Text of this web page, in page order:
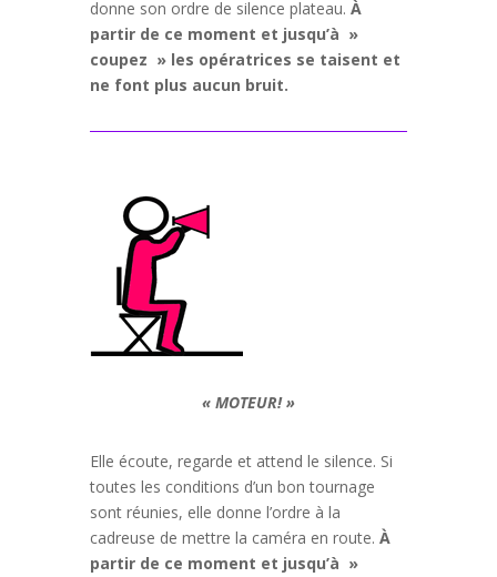
donne son ordre de silence plateau. À
partir de ce moment et jusqu’à »
coupez » les opératrices se taisent et
ne font plus aucun bruit.
« MOTEUR! »
Elle écoute, regarde et attend le silence. Si
toutes les conditions d’un bon tournage
sont réunies, elle donne l’ordre à la
cadreuse de mettre la caméra en route. À
partir de ce moment et jusqu’à »